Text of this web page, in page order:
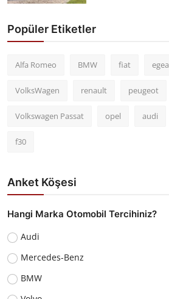
Popüler Etiketler
Alfa Romeo BMW fiat egea
VolksWagen renault peugeot
Volkswagen Passat opel audi
f30
Anket Köşesi
Hangi Marka Otomobil Tercihiniz?
Audi
Mercedes-Benz
BMW